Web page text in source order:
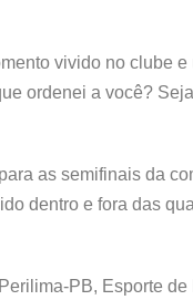
vivido no clube
ordenei a você?
as semifinais da
dentro e fora das
PB, Esporte